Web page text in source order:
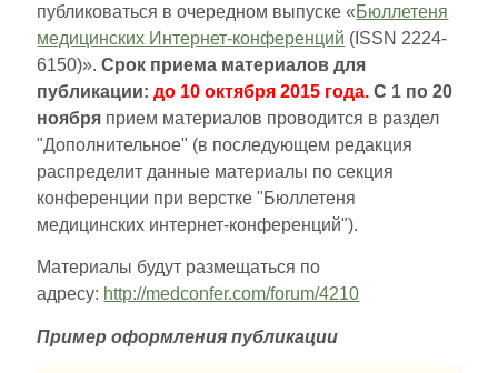
публиковаться в очередном выпуске «Бюллетеня
медицинских Интернет-конференций (ISSN 2224-
6150)».Срок приема материалов для
публикации:до 10 октября 2015 года.С 1 по 20
ноября прием материалов проводится в раздел
"Дополнительное" (в последующем редакция
распределит данные материалы по секция
конференции при верстке "Бюллетеня
медицинских интернет-конференций").
Материалы будут размещаться по
адресу: http://medconfer.com/forum/4210
Пример оформления публикации